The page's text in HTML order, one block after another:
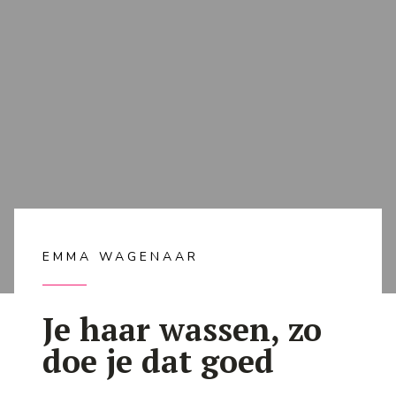
EMMA WAGENAAR
Je haar wassen, zo
doe je dat goed